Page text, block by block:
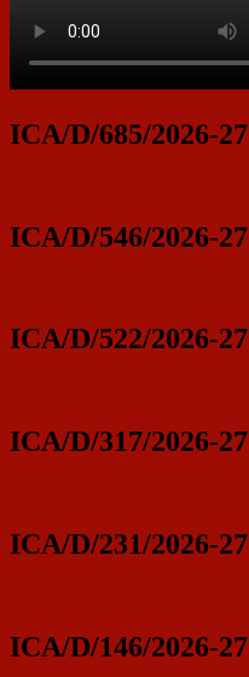
ICA/D/685/2026-27
ICA/D/546/2026-27
ICA/D/522/2026-27
ICA/D/317/2026-27
ICA/D/231/2026-27
ICA/D/146/2026-27